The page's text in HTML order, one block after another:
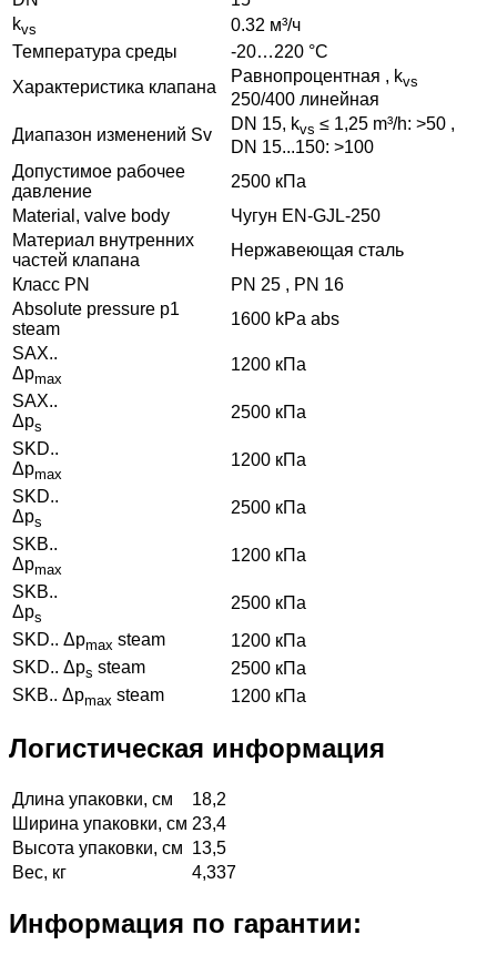
kvs
0.32 м³/ч
Температура среды
-20…220 °C
Характеристика клапана
Pавнопроцентная , kvs
250/400 линейная
Диапазон изменений Sv
DN 15, kvs ≤ 1,25 m³/h: >50 ,
DN 15...150: >100
Допустимое рабочее
давление
2500 кПа
Material, valve body
Чугун EN-GJL-250
Материал внутренних
частeй клапана
Нержавеющая сталь
Класс PN
PN 25 , PN 16
Absolute pressure p1
steam
1600 kPa abs
SAX..
Δpmax
1200 кПа
SAX..
Δps
2500 кПа
SKD..
Δpmax
1200 кПа
SKD..
Δps
2500 кПа
SKB..
Δpmax
1200 кПа
SKB..
Δps
2500 кПа
SKD.. Δpmax steam
1200 кПа
SKD.. Δps steam
2500 кПа
SKB.. Δpmax steam 1200 кПа
Логистическая информация
Длина упаковки, см
18,2
Ширина упаковки, см 23,4
Высота упаковки, см 13,5
Вес, кг
4,337
Информация по гарантии: